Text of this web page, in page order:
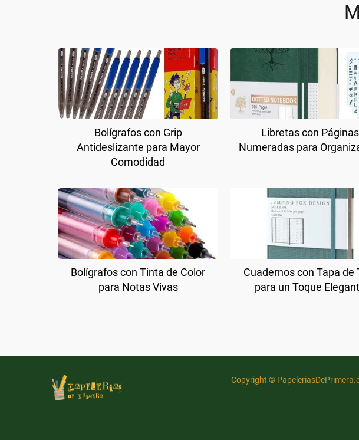
Bolígrafos con Grip
Antideslizante para Mayor
Comodidad
Libretas con Páginas
Numeradas para
Bolígrafos con Tinta de Color
para Notas Vivas
Cuadernos con Tapa de
para un Toque
Copyright ©